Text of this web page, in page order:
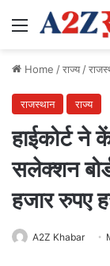
Menu
Home /राज्य/
राजस्थान राज्य
हाईकोर्ट
सलेक्शन
हजार रुपए
A2Z Khabar